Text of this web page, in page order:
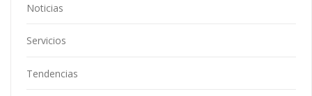
Noticias
Servicios
Tendencias